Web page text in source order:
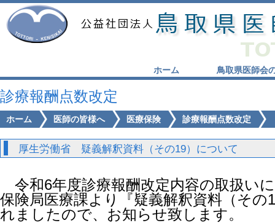
ホーム 鳥取県医師会
診療報酬点数改定
ホーム 医師の皆様へ 医療保険 診療報酬点数改定
厚生労働省 疑義解釈資料（その19）について
令和6年度診療報酬改定内容の取扱い
保険局医療課より『疑義解釈資料（そ
れましたので、お知らせ致します。